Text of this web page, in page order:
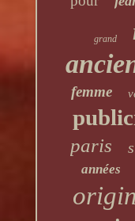
grand
femme
paris
années